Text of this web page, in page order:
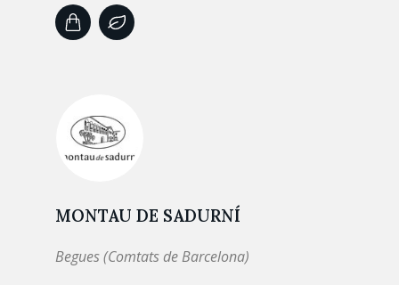
MONTAU DE SADURNÍ
Begues (Comtats de Barcelona)